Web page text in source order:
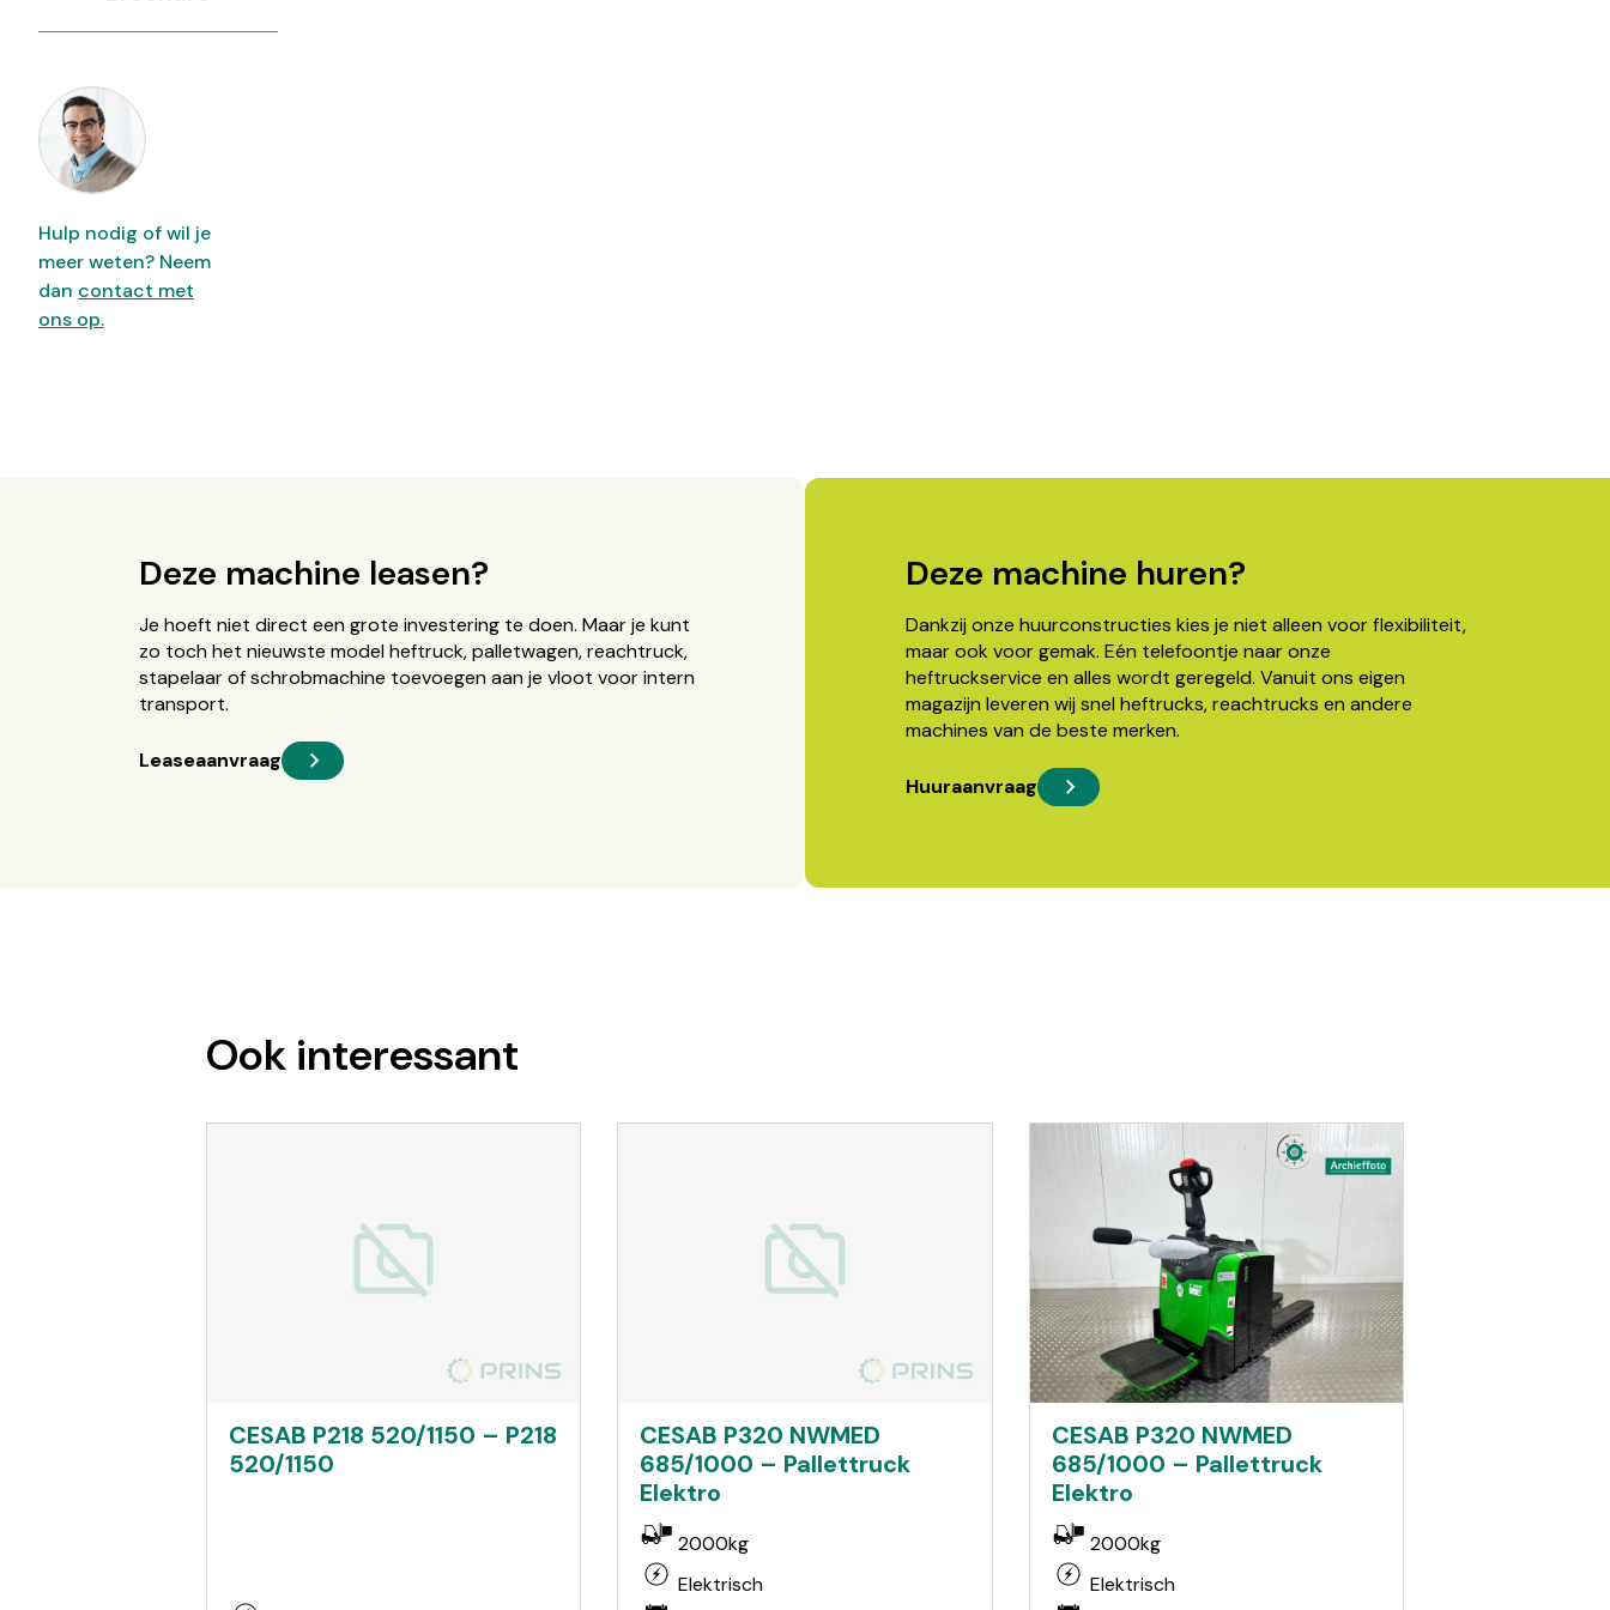
Hulp nodig of wil je
meer weten? Neem
dan contact met
ons op.
Deze machine leasen?
Je hoeft niet direct een grote investering te doen. Maar je kunt
zo toch het nieuwste model heftruck, palletwagen, reachtruck,
stapelaar of schrobmachine toevoegen aan je vloot voor intern
transport.
Leaseaanvraag
Deze machine huren?
Dankzij onze huurconstructies kies je niet alleen voor flexibiliteit,
maar ook voor gemak. Eén telefoontje naar onze
heftruckservice en alles wordt geregeld. Vanuit ons eigen
magazijn leveren wij snel heftrucks, reachtrucks en andere
machines van de beste merken.
Huuraanvraag
Ook interessant
CESAB P218 520/1150 – P218
520/1150
CESAB P320 NWMED
685/1000 – Pallettruck
Elektro
2000kg
Elektrisch
CESAB P320 NWMED
685/1000 – Pallettruck
Elektro
2000kg
Elektrisch